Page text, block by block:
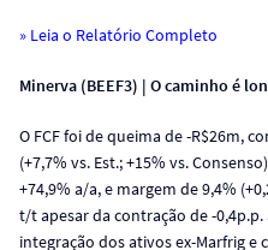
» Leia o Relatório Completo
Minerva (BEEF3) | O caminho é
O FCF foi de queima de -R$26m,
(+7,7% vs. Est.; +15% vs.
+74,9% a/a, e margem de 9,4%
t/t apesar da contração de -
integração dos ativos ex-Marfrig e